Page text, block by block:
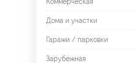
Дома и участки
Гаражи / парковки
Зарубежная